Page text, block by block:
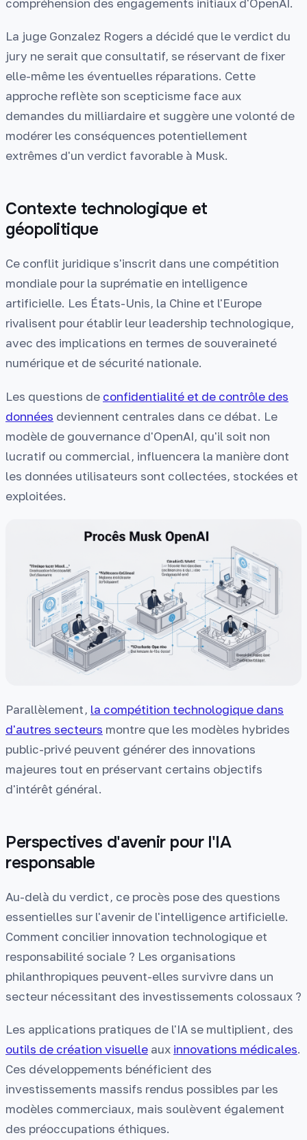
La juge Gonzalez Rogers a décidé que le verdict du
jury ne serait que consultatif, se réservant de fixer
elle-même les éventuelles réparations. Cette
approche reflète son scepticisme face aux
demandes du milliardaire et suggère une volonté de
modérer les conséquences potentiellement
extrêmes d'un verdict favorable à Musk.
Contexte technologique et
géopolitique
Ce conflit juridique s'inscrit dans une compétition
mondiale pour la suprématie en intelligence
artificielle. Les États-Unis, la Chine et l'Europe
rivalisent pour établir leur leadership technologique,
avec des implications en termes de souveraineté
numérique et de sécurité nationale.
Les questions de confidentialité et de contrôle des
données deviennent centrales dans ce débat. Le
modèle de gouvernance d'OpenAI, qu'il soit non
lucratif ou commercial, influencera la manière dont
les données utilisateurs sont collectées, stockées et
exploitées.
Parallèlement, la compétition technologique dans
d'autres secteurs montre que les modèles hybrides
public-privé peuvent générer des innovations
majeures tout en préservant certains objectifs
d'intérêt général.
Perspectives d'avenir pour l'IA
responsable
Au-delà du verdict, ce procès pose des questions
essentielles sur l'avenir de l'intelligence artificielle.
Comment concilier innovation technologique et
responsabilité sociale ? Les organisations
philanthropiques peuvent-elles survivre dans un
secteur nécessitant des investissements colossaux ?
Les applications pratiques de l'IA se multiplient, des
outils de création visuelle aux innovations médicales.
Ces développements bénéficient des
investissements massifs rendus possibles par les
modèles commerciaux, mais soulèvent également
des préoccupations éthiques.